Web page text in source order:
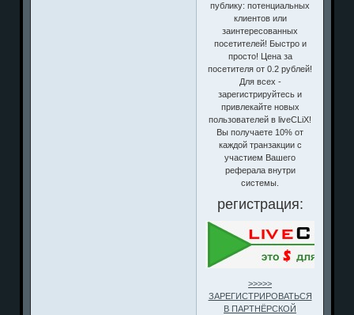
публику: потенциальных
клиентов или
заинтересованных
посетителей! Быстро и
просто! Цена за
посетителя от 0.2 рублей!
Для всех -
зарегистрируйтесь и
привлекайте новых
пользователей в liveCLiX!
Вы получаете 10% от
каждой транзакции с
участием Вашего
реферала внутри
системы.
регистрация:
>>>>>
ЗАРЕГИСТРИРОВАТЬСЯ
В ПАРТНЁРСКОЙ